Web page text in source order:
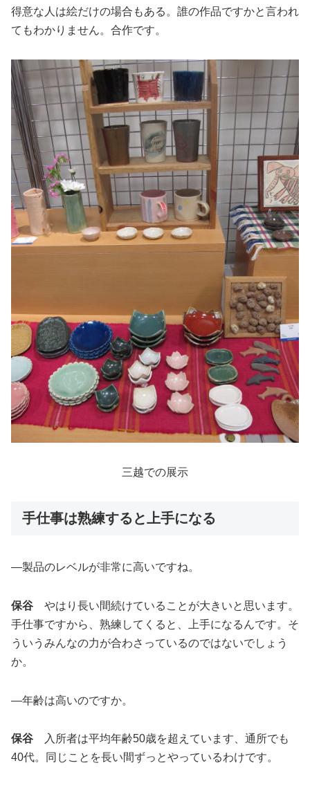
得意な人は絵だけの場合もある。誰の作品ですかと言われ
てもわかりません。合作です。
三越での展示
手仕事は熟練すると上手になる
―製品のレベルが非常に高いですね。
保谷 やはり長い間続けていることが大きいと思います。
手仕事ですから、熟練してくると、上手になるんです。そ
ういうみんなの力が合わさっているのではないでしょう
か。
―年齢は高いのですか。
保谷 入所者は平均年齢50歳を超えています、通所でも
40代。同じことを長い間ずっとやっているわけです。